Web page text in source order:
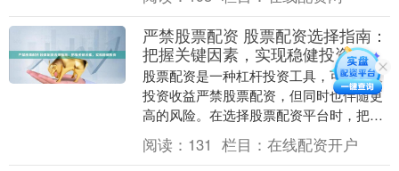
高杠杆，最高可....
严禁股票配资 股票配资选择指南：
把握关键因素，实现稳健投资
股票配资是一种杠杆投资工具，可以放大
投资收益严禁股票配资，但同时也伴随更
高的风险。在选择股票配资平台时，把握
以下关键因素至关重要： 炒股配资的优势
显而易见。首先....
阅读： 131 栏目： 在线配资开户